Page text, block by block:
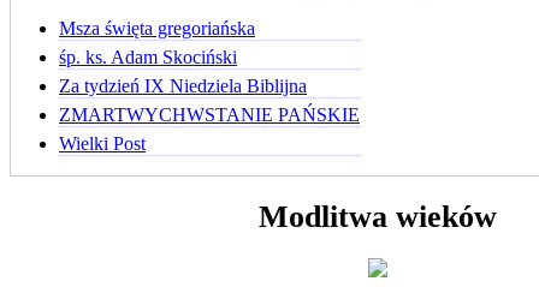
Msza święta gregoriańska
śp. ks. Adam Skociński
Za tydzień IX Niedziela Biblijna
ZMARTWYCHWSTANIE PAŃSKIE
Wielki Post
Modlitwa wieków